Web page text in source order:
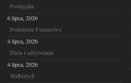
Portugalia
6 lipca, 2026
Podziemie Finansowe
4 lipca, 2026
Dieta i odżywianie
4 lipca, 2026
Wałbrzych